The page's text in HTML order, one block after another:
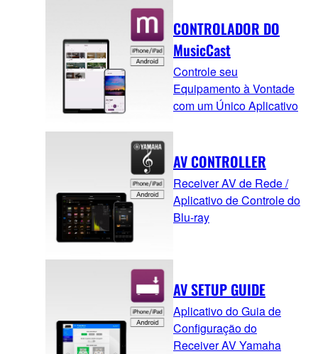
CONTROLADOR DO
MusicCast
Controle seu
Equipamento à Vontade
com um Único Aplicativo
AV CONTROLLER
Receiver AV de Rede /
Aplicativo de Controle do
Blu-ray
AV SETUP GUIDE
Aplicativo do Guia de
Configuração do
Receiver AV Yamaha